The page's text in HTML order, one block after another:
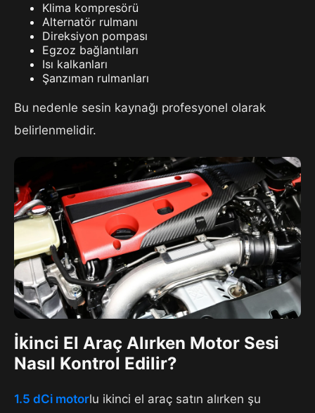
Klima kompresörü
Alternatör rulmanı
Direksiyon pompası
Egzoz bağlantıları
Isı kalkanları
Şanzıman rulmanları
Bu nedenle sesin kaynağı profesyonel olarak
belirlenmelidir.
İkinci El Araç Alırken Motor Sesi
Nasıl Kontrol Edilir?
1.5 dCi motorlu ikinci el araç satın alırken şu